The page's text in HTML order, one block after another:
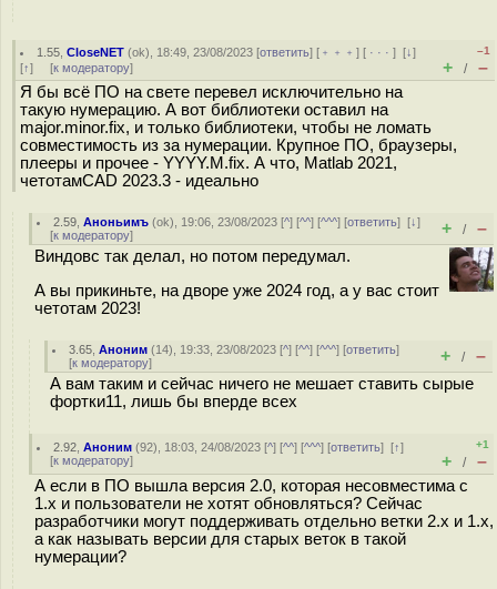
1.55 ,CloseNET (ok), 18:49, 23/08/2023 [ответить] [ ﹢﹢﹢] [ · · ·][↓]
[↑] [к модератору]
–1
+ / –
Я бы всё ПО на свете перевел исключительно на
такую нумерацию. А вот библиотеки оставил на
major.minor.fix, и только библиотеки, чтобы не ломать
совместимость из за нумерации. Крупное ПО, браузеры,
плееры и прочее - YYYY.M.fix. А что, Matlab 2021,
четотамCAD 2023.3 - идеально
2.59 ,Аноньимъ (ok), 19:06, 23/08/2023 [^] [^^] [^^^] [ответить][↓]
[к модератору] + / –
Виндовс так делал, но потом передумал.
А вы прикиньте, на дворе уже 2024 год, а у вас стоит
четотам 2023!
3.65 ,Аноним (14), 19:33, 23/08/2023 [^] [^^] [^^^] [ответить]
[к модератору] + / –
А вам таким и сейчас ничего не мешает ставить сырые
фортки11, лишь бы вперде всех
2.92 ,Аноним (92), 18:03, 24/08/2023 [^] [^^] [^^^] [ответить][↑]
[к модератору]
+1
+ / –
А если в ПО вышла версия 2.0, которая несовместима с
1.х и пользователи не хотят обновляться? Сейчас
разработчики могут поддерживать отдельно ветки 2.х и 1.х,
а как называть версии для старых веток в такой
нумерации?